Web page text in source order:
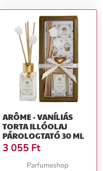
ARÔME - VANÍLIÁS
TORTA ILLÓOLAJ
PÁROLOGTATÓ 30 ML
3 055 Ft
Parfumeshop